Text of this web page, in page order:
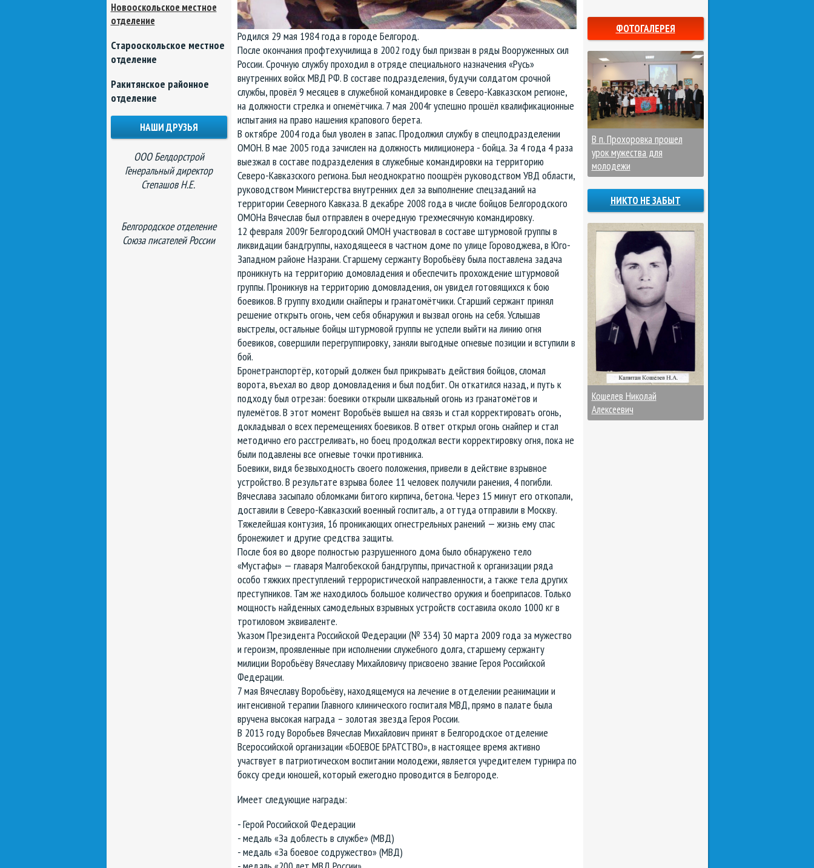
Родился 29 мая 1984 года в городе Белгород.
После окончания профтехучилища в 2002 году был призван в ряды Вооруженных сил
России. Срочную службу проходил в отряде специального назначения «Русь»
внутренних войск МВД РФ. В составе подразделения, будучи солдатом срочной
службы, провёл 9 месяцев в служебной командировке в Северо-Кавказском регионе,
на должности стрелка и огнемётчика. 7 мая 2004г успешно прошёл квалификационные
испытания на право нашения крапового берета.
В октябре 2004 года был уволен в запас. Продолжил службу в спецподразделении
ОМОН. В мае 2005 года зачислен на должность милиционера - бойца. За 4 года 4 раза
выезжал в составе подразделения в служебные командировки на территорию
Северо-Кавказского региона. Был неоднократно поощрён руководством УВД области,
руководством Министерства внутренних дел за выполнение спецзаданий на
территории Северного Кавказа. В декабре 2008 года в числе бойцов Белгородского
ОМОНа Вячеслав был отправлен в очередную трехмесячную командировку.
12 февраля 2009г Белгородский ОМОН участвовал в составе штурмовой группы в
ликвидации бандгруппы, находящееся в частном доме по улице Гороводжева, в Юго-
Западном районе Назрани. Старшему сержанту Воробьёву была поставлена задача
проникнуть на территорию домовладения и обеспечить прохождение штурмовой
группы. Проникнув на территорию домовладения, он увидел готовящихся к бою
боевиков. В группу входили снайперы и гранатомётчики. Старший сержант принял
решение открыть огонь, чем себя обнаружил и вызвал огонь на себя. Услышав
выстрелы, остальные бойцы штурмовой группы не успели выйти на линию огня
боевиков, совершили перегруппировку, заняли выгодные огневые позиции и вступили в
бой.
Бронетранспортёр, который должен был прикрывать действия бойцов, сломал
ворота, въехал во двор домовладения и был подбит. Он откатился назад, и путь к
подходу был отрезан: боевики открыли шквальный огонь из гранатомётов и
пулемётов. В этот момент Воробьёв вышел на связь и стал корректировать огонь,
докладывал о всех перемещениях боевиков. В ответ открыл огонь снайпер и стал
методично его расстреливать, но боец продолжал вести корректировку огня, пока не
были подавлены все огневые точки противника.
Боевики, видя безвыходность своего положения, привели в действие взрывное
устройство. В результате взрыва более 11 человек получили ранения, 4 погибли.
Вячеслава засыпало обломками битого кирпича, бетона. Через 15 минут его откопали,
доставили в Северо-Кавказский военный госпиталь, а оттуда отправили в Москву.
Тяжелейшая контузия, 16 проникающих огнестрельных ранений — жизнь ему спас
бронежилет и другие средства защиты.
После боя во дворе полностью разрушенного дома было обнаружено тело
«Мустафы» — главаря Малгобекской бандгруппы, причастной к организации ряда
особо тяжких преступлений террористической направленности, а также тела других
преступников. Там же находилось большое количество оружия и боеприпасов. Только
мощность найденных самодельных взрывных устройств составила около 1000 кг в
тротиловом эквиваленте.
Указом Президента Российской Федерации (№ 334) 30 марта 2009 года за мужество
и героизм, проявленные при исполнении служебного долга, старшему сержанту
милиции Воробьёву Вячеславу Михайловичу присвоено звание Героя Российской
Федерации.
7 мая Вячеславу Воробьёву, находящемуся на лечение в отделении реанимации и
интенсивной терапии Главного клинического госпиталя МВД, прямо в палате была
вручена высокая награда – золотая звезда Героя России.
В 2013 году Воробьев Вячеслав Михайлович принят в Белгородское отделение
Всероссийской организации «БОЕВОЕ БРАТСТВО», в настоящее время активно
участвует в патриотическом воспитании молодежи, является учредителем турнира по
боксу среди юношей, который ежегодно проводится в Белгороде.
Имеет следующие награды:
- Герой Российской Федерации
- медаль «За доблесть в службе» (МВД)
- медаль «За боевое содружество» (МВД)
Новооскольское местное
отделение
Старооскольское местное
отделение
Ракитянское районное
отделение
НАШИ ДРУЗЬЯ
ООО Белдорстрой
Генеральный директор
Степашов Н.Е.
Белгородское отделение
Союза писателей России
ФОТОГАЛЕРЕЯ
В п. Прохоровка прошел
урок мужества для
молодежи
НИКТО НЕ ЗАБЫТ
Кошелев Николай
Алексеевич